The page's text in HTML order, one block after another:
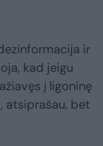
ir
kad jeigu
į ligoninę
atsiprašau, bet